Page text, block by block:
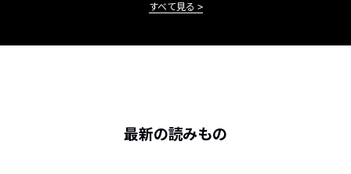
すべて見る
最新の読みもの